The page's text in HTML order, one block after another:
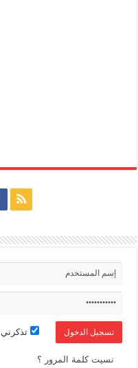
تذكرني
نسيت كلمة المرور ؟